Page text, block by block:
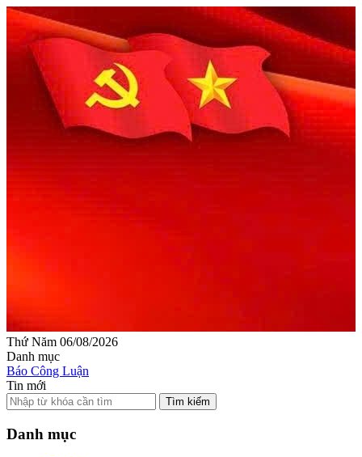
Thứ Năm 06/08/2026
Danh mục
Báo Công Luận
Tin mới
Tìm kiếm
Danh mục